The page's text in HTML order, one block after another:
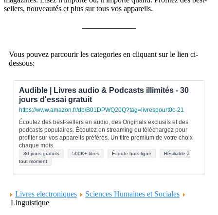
sellers, nouveautés et plus sur tous vos appareils.
Vous pouvez parcourir les categories en cliquant sur le lien ci-
dessous:
Audible | Livres audio & Podcasts illimités - 30
jours d'essai gratuit
https://www.amazon.fr/dp/B01DPWQ20Q?tag=livrespourt0c-21
Écoutez des best-sellers en audio, des Originals exclusifs et des
podcasts populaires. Écoutez en streaming ou téléchargez pour
profiter sur vos appareils préférés. Un titre premium de votre choix
chaque mois.
30 jours gratuits 500K+ titres Écoute hors ligne
Résiliable à
tout moment
Livres electroniques
Sciences Humaines et Sociales
Linguistique